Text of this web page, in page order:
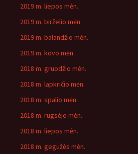
2019 m. liepos mėn.
2019 m. birželio mėn.
2019 m. balandžio mėn.
2019 m. kovo mėn.
2018 m. gruodžio mėn.
2018 m. lapkričio mėn.
2018 m. spalio mėn.
2018 m. rugsėjo mėn.
2018 m. liepos mėn.
2018 m. gegužės mėn.